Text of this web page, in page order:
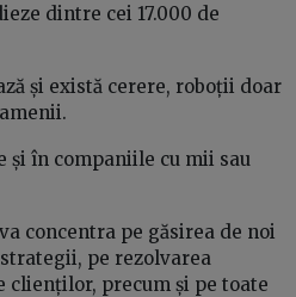
dintre cei 17.000 de
și există cerere, roboții doar
și în companiile cu mii sau
concentra pe găsirea de noi
pe rezolvarea
clienților, precum și pe toate